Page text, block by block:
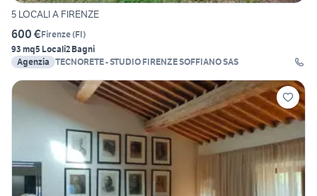
5 LOCALI A FIRENZE
600 €Firenze(FI)
93 mq5 Locali2 Bagni
Agenzia TECNORETE - STUDIO FIRENZE SOFFIANO SAS